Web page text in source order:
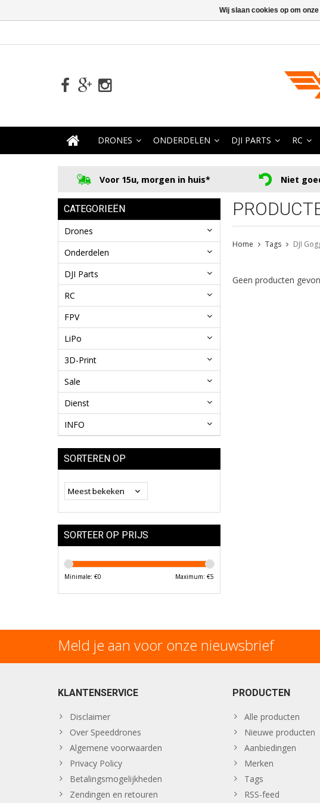
DRONES ONDERDELEN DJI PARTS RC
Voor 15u, morgen in huis* Niet
CATEGORIEËN
Drones
Onderdelen
DJI Parts
RC
FPV
LiPo
3D-Print
Sale
Dienst
INFO
SORTEREN OP
SORTEER OP PRIJS
Minimale: €0 Maximum: €5
Home Tags DJI
Geen producten
Meld je aan voor onze nieuwsbrief
KLANTENSERVICE
Disclaimer
Over Speeddrones
Algemene voorwaarden
Privacy Policy
Betalingsmogelijkheden
Zendingen en retouren
PRODUCTEN
Alle producten
Nieuwe producten
Aanbiedingen
Merken
Tags
RSS-feed
Wij slaan cookies op om